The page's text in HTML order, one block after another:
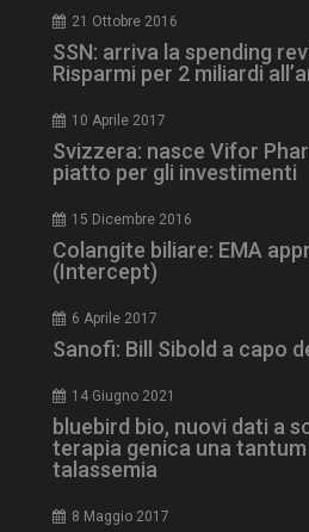
21 Ottobre 2016
SSN: arriva la spending
Risparmi per 2 miliardi
10 Aprile 2017
Svizzera: nasce Vifor
piatto per gli investimenti
15 Dicembre 2016
Colangite biliare: EMA
(Intercept)
6 Aprile 2017
Sanofi: Bill Sibold a capo
14 Giugno 2021
bluebird bio, nuovi dati a
terapia genica una
talassemia
8 Maggio 2017
_ga_Z2VT792F98
tracking-sites-
ironfish-tracking-
enable
CookieScriptConsent